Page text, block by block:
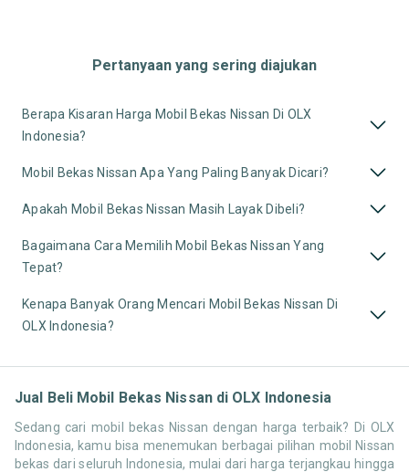
Pertanyaan yang sering diajukan
Berapa Kisaran Harga Mobil Bekas Nissan Di OLX
Indonesia?
Mobil Bekas Nissan Apa Yang Paling Banyak Dicari?
Apakah Mobil Bekas Nissan Masih Layak Dibeli?
Bagaimana Cara Memilih Mobil Bekas Nissan Yang
Tepat?
Kenapa Banyak Orang Mencari Mobil Bekas Nissan Di
OLX Indonesia?
Jual Beli Mobil Bekas Nissan di OLX Indonesia
Sedang cari mobil bekas Nissan dengan harga terbaik? Di OLX
Indonesia, kamu bisa menemukan berbagai pilihan mobil Nissan
bekas dari seluruh Indonesia, mulai dari harga terjangkau hingga